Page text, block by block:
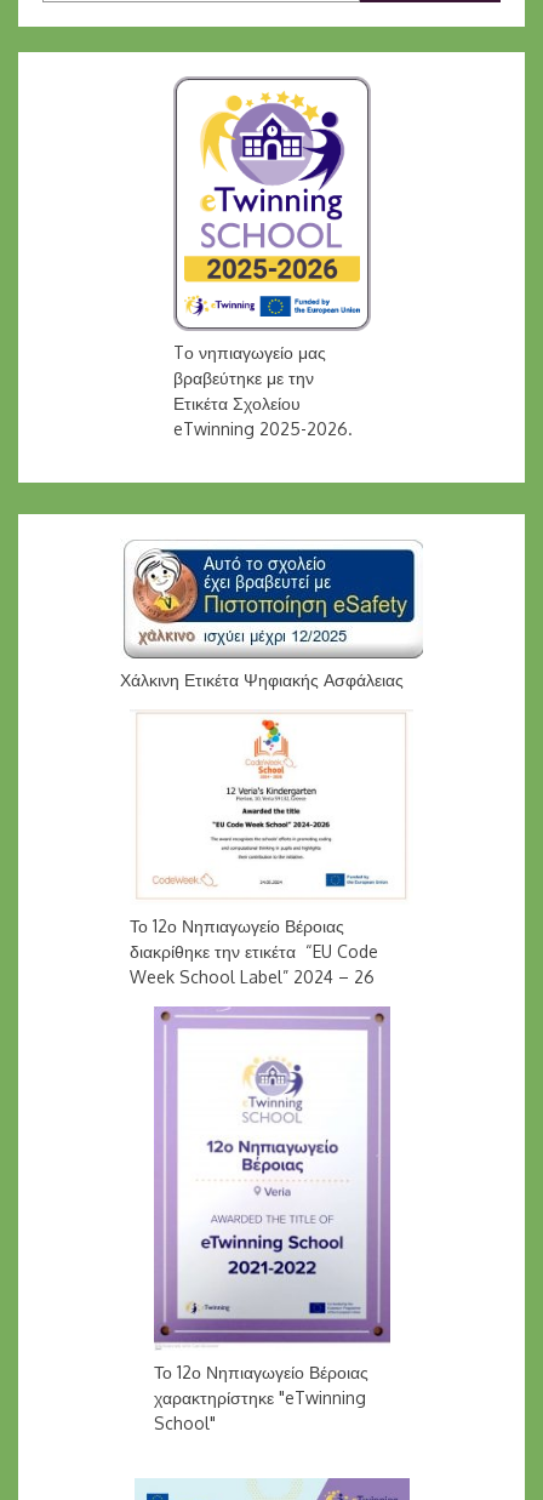
Tο νηπιαγωγείο μας
βραβεύτηκε με την
Ετικέτα Σχολείου
eTwinning 2025-2026.
Χάλκινη Ετικέτα Ψηφιακής Ασφάλειας
Το 12ο Νηπιαγωγείο Βέροιας
διακρίθηκε την ετικέτα “EU Code
Week School Label” 2024 – 26
Το 12ο Νηπιαγωγείο Βέροιας
χαρακτηρίστηκε "eTwinning
School"